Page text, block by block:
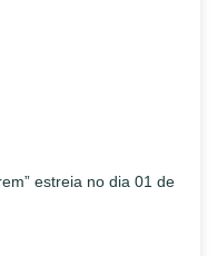
estreia no dia 01 de